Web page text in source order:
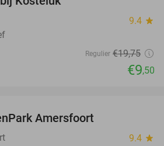
9.4 star
Regulier €19,75
€9,50
Amersfoort
9.4 star